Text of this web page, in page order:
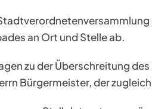
an Ort und Stelle ab.
zu der Überschreitung
Bürgermeister, der